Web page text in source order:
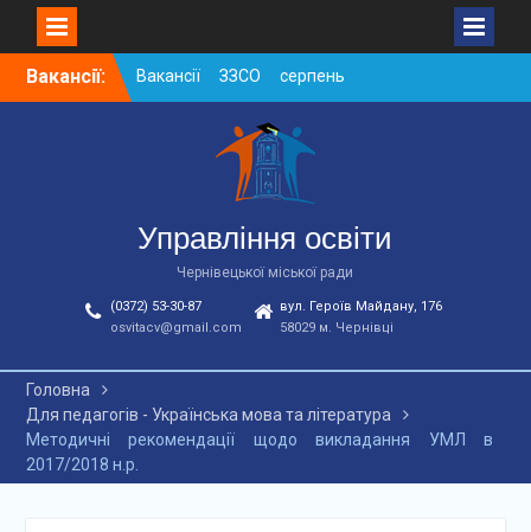
SkipВакансії:
Вакансії ЗЗСО серпень
2026
Вакансії ЗЗСО червень
Вакансії у ЗДО та
дошкільних підрозділах
ЗЗСО станом на
01.08.2026 р.
Управління освіти
Чернівецької міської ради
(0372) 53-30-87
osvitacv@gmail.com
вул. Героїв Майдану, 176
58029 м. Чернівці
Головна
Для педагогів - Українська мова та література
Методичні рекомендації щодо викладання УМЛ в
2017/2018 н.р.